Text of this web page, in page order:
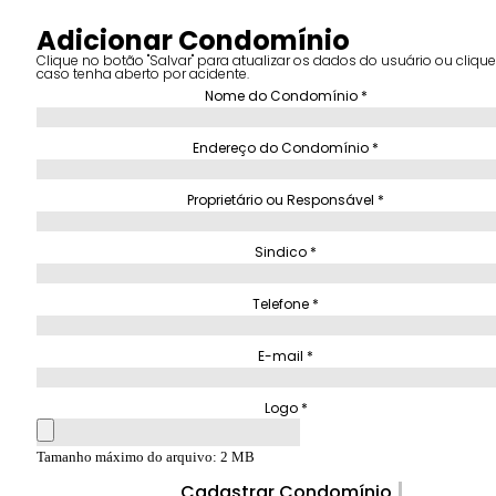
Adicionar Condomínio
Clique no botão "Salvar" para atualizar os dados do usuário ou clique
caso tenha aberto por acidente.
Nome do Condomínio *
Endereço do Condomínio *
Proprietário ou Responsável *
Sindico *
Telefone *
E-mail *
Logo *
Tamanho máximo do arquivo: 2 MB